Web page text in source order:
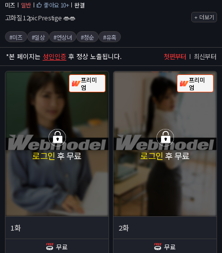
미즈 일반 좋아요 10+ 완결
고화질 12pic Prestige 👄👄 + 더보기
#미즈 #일상 #연상녀 #청순 #유혹
*본 페이지는 성인인증 후 정상 노출됩니다. 첫편부터 최신부터
로그인 후 무료
프리미
엄
1화
무료
로그인 후 무료
프리미
엄
2화
무료